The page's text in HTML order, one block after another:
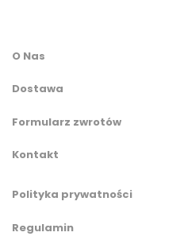
O Nas
Dostawa
Formularz zwrotów
Kontakt
Polityka prywatności
Regulamin